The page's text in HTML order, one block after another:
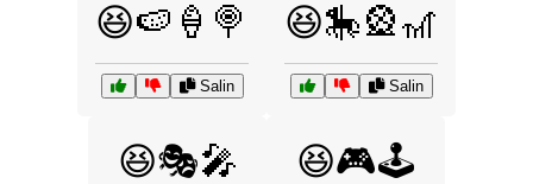
😆🍉🍦🍭
Salin
😆🎠🎡🎢
Salin
😆🎭🎤 😆🎮🕹️